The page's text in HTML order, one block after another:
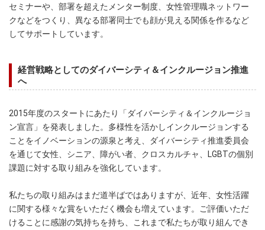
セミナーや、部署を超えたメンター制度、女性管理職ネットワー
クなどをつくり、異なる部署同士でも顔が見える関係を作るなど
してサポートしています。
経営戦略としてのダイバーシティ＆インクルージョン推進
へ
2015年度のスタートにあたり「ダイバーシティ＆インクルージョ
ン宣言」を発表しました。多様性を活かしインクルージョンする
ことをイノベーションの源泉と考え、ダイバーシティ推進委員会
を通じて女性、シニア、障がい者、クロスカルチャ、LGBTの個別
課題に対する取り組みを強化しています。
私たちの取り組みはまだ道半ばではありますが、近年、女性活躍
に関する様々な賞をいただく機会も増えています。ご評価いただ
けることに感謝の気持ちを持ち、これまで私たちが取り組んでき